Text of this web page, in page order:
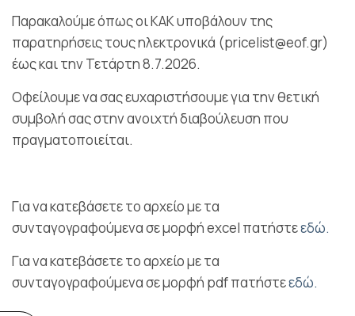
Παρακαλούμε όπως οι ΚΑΚ υποβάλουν της
παρατηρήσεις τους ηλεκτρονικά (pricelist@eof.gr)
έως και την Τετάρτη 8.7.2026.
Οφείλουμε να σας ευχαριστήσουμε για την θετική
συμβολή σας στην ανοιχτή διαβούλευση που
πραγματοποιείται.
Για να κατεβάσετε το αρχείο με τα
συνταγογραφούμενα σε μορφή excel πατήστεεδώ.
Για να κατεβάσετε το αρχείο με τα
συνταγογραφούμενα σε μορφή pdf πατήστεεδώ.